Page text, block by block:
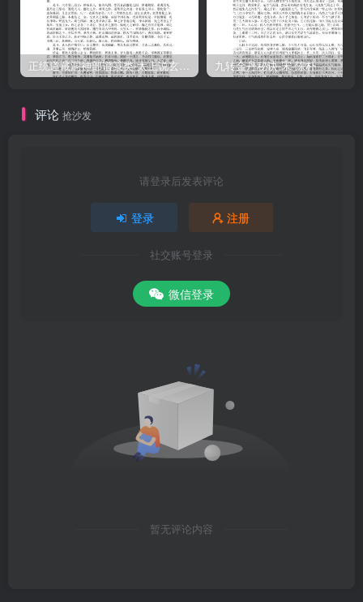
中。一語一默，一呼一吸，陰開陽鬧，西沒束升，風雲發泄於七竅，
坎離交會於元宫，天以是道而運行乎萬化，我以是道而操履於一身。
寒暑同其往來，日月與之交合，乾健以之不息，日用自然無第。不知
矣，不可以有加矣。天有五賊，見之者昌。五賊者，五行也。人禀五
尅水為功，是五行相贼。道之玄奥，世人安得見此理乎？故見之者
之道，又曰見天之昌，聖人揭大道以示人，味者當面蹉過。惜哉。五
天，以竊造化之妙，即動靜陟降，在帝左右，而施行之際，未知其孰
指以攝化，诊視以知陰陽之候，訣目以通鬼神之靈，无一而不在手
也。宇宙六合，廣大无際，苟得玄妙，其猫示諸掌乎？《参同序》
曰：運六十四卦之陰符，天阴在掌是也。萬化生乎身。
九转金丹秘诀-宋-陈朴
评论 抢沙发
请登录后发表评论
登录 注册
社交账号登录
微信登录
暂无评论内容